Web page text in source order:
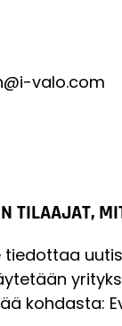
valo.com
TILAAJAT,
kohdasta: